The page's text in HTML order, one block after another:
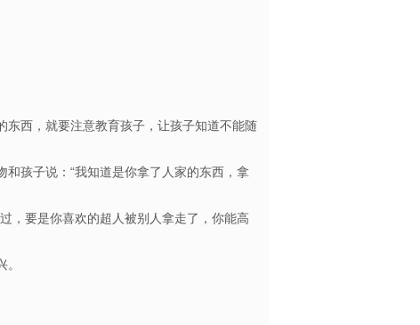
西，就要注意教育孩子，让孩子知道不能随
孩子说：“我知道是你拿了人家的东西，拿
要是你喜欢的超人被别人拿走了，你能高